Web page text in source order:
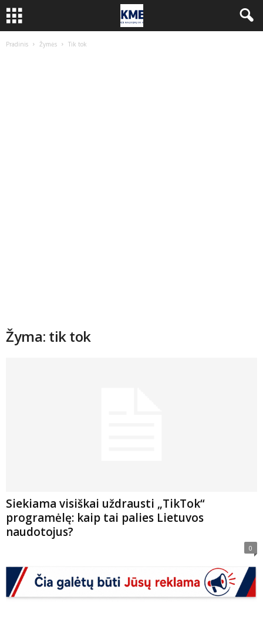
Pradinis Žymės Tik tok
Žyma: tik tok
Siekiama visiškai uždrausti „TikTok“
programėlę: kaip tai palies Lietuvos
naudotojus?
0